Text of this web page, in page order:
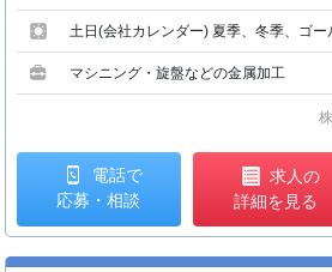
土日(会社カレンダー) 夏季、冬季、ゴ
マシニング・旋盤などの金属加工
電話で
応募・相談
求人の
詳細を見る